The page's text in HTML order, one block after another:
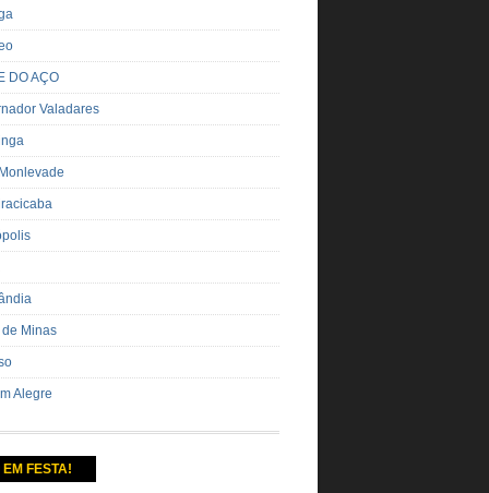
DO AÇO
Valadares
de Minas
Alegre
EM FESTA!